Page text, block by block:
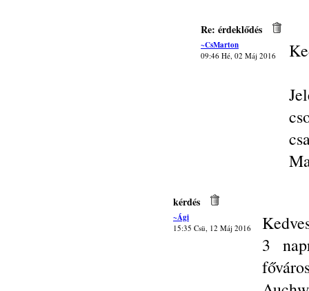
Re: érdeklődés
~CsMarton
09:46 Hé, 02 Máj 2016
kérdés
~Ági
15:35 Csü, 12 Máj 2016
3